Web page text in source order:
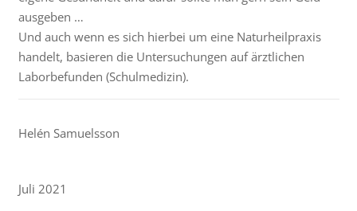
ausgeben …
Und auch wenn es sich hierbei um eine Naturheilpraxis
handelt, basieren die Untersuchungen auf ärztlichen
Laborbefunden (Schulmedizin).
Helén Samuelsson
Juli 2021